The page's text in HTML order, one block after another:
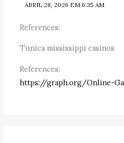
ABRIL 28, 2026 EM 6:35 AM
References:
Tunica mississippi casinos
References:
https://graph.org/Online-